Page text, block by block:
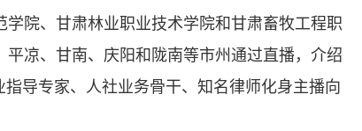
院、甘肃林业职业技术学院和甘肃畜牧工程职
凉、甘南、庆阳和陇南等市州通过直播，介绍
导专家、人社业务骨干、知名律师化身主播向